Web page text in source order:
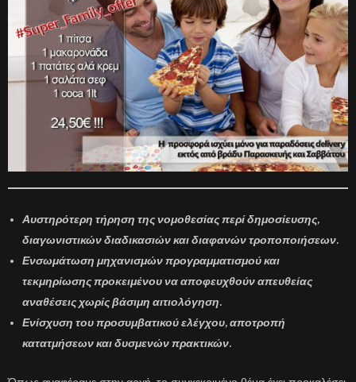
Αυστηρότερη τήρηση της νομοθεσίας περί δημοσίευσης,
διαγωνιστικών διαδικασιών και διαφανών τροποποιήσεων.
Ενσωμάτωση μηχανισμών προγραμματισμού και
τεκμηρίωσης προκειμένου να αποφευχθούν απευθείας
αναθέσεις χωρίς βάσιμη αιτιολόγηση.
Ενίσχυση του προσυμβατικού ελέγχου, αποτροπή
κατατμήσεων και δυσμενών πρακτικών.